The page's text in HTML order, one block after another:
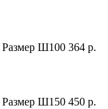
Размер Ш100 364 р.
Размер Ш150 450 р.